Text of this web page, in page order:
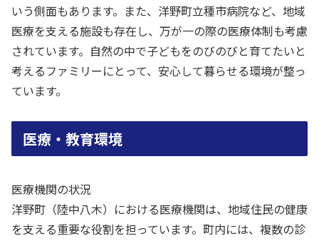
いう側面もあります。また、洋野町立種市病院など、地域
医療を支える施設も存在し、万が一の際の医療体制も考慮
されています。自然の中で子どもをのびのびと育てたいと
考えるファミリーにとって、安心して暮らせる環境が整っ
ています。
医療・教育環境
医療機関の状況
洋野町（陸中八木）における医療機関は、地域住民の健康
を支える重要な役割を担っています。町内には、複数の診